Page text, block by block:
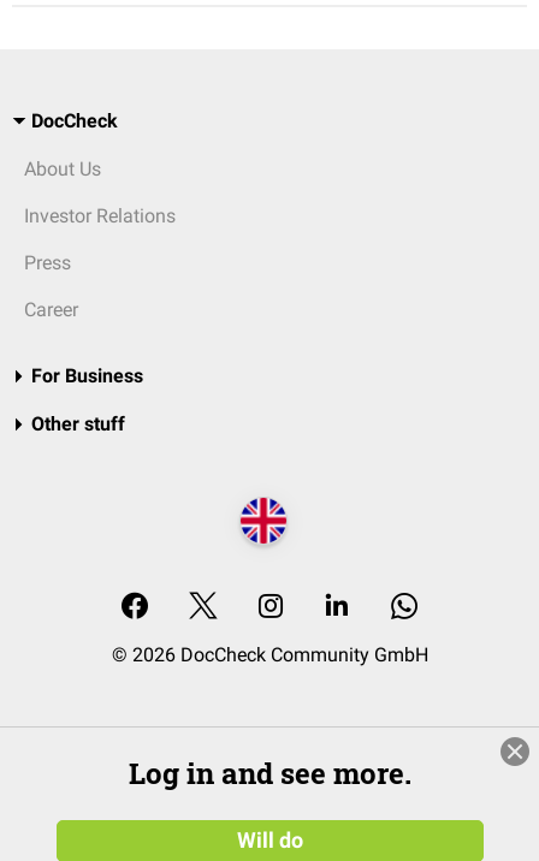
DocCheck
About Us
Investor Relations
Press
Career
For Business
Other stuff
© 2026 DocCheck Community GmbH
Log in and see more.
Will do